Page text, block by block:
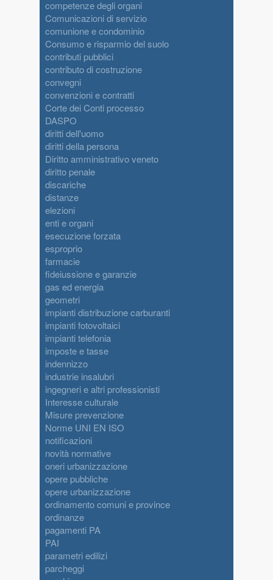
competenze degli organi
Comunicazioni di servizio
comunione e condominio
Consumo e risparmio del suolo
contributi pubblici
contributo di costruzione
convegni
convenzioni e contratti
Corte dei Conti processo
DASPO
diritti dell'uomo
diritti della persona
Diritto amministrativo veneto
diritto penale
discariche
distanze
elezioni
enti e organi
esecuzione forzata
esproprio
farmacie
fideiussione e garanzie
gas ed energia
geometri
impianti distribuzione carburanti
impianti fotovoltaici
impianti telefonia
imposte e tasse
indennizzo
industrie insalubri
ingegneri e altri professionisti
Interesse culturale
Misure prevenzione
Norme UNI EN ISO
notificazioni
novità normative
oneri urbanizzazione
opere pubbliche
opere urbanizzazione
ordinamento comuni e province
ordinanze
pagamenti PA
PAI
parametri edilizi
parcheggi